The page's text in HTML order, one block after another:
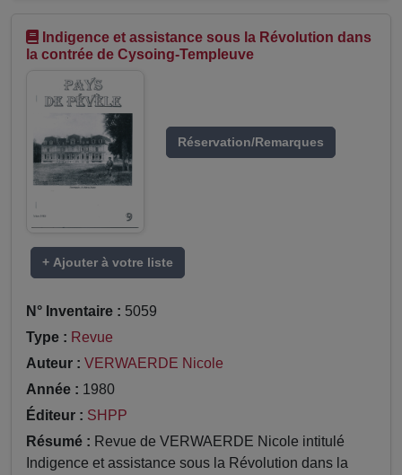
Indigence et assistance sous la Révolution dans
la contrée de Cysoing-Templeuve
Réservation/Remarques
+ Ajouter à votre liste
N° Inventaire : 5059
Type : Revue
Auteur : VERWAERDE Nicole
Année : 1980
Éditeur : SHPP
Résumé : Revue de VERWAERDE Nicole intitulé
Indigence et assistance sous la Révolution dans la